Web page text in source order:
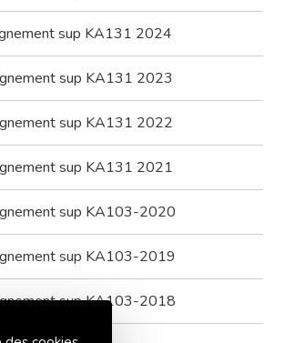
sup KA131 2024
sup KA131 2023
sup KA131 2022
sup KA131 2021
sup KA103-2020
sup KA103-2019
sup KA103-2018